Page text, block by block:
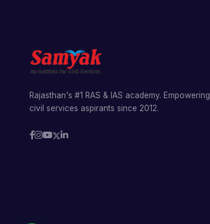
Rajasthan's #1 RAS & IAS academy. Empowering
civil services aspirants since 2012.